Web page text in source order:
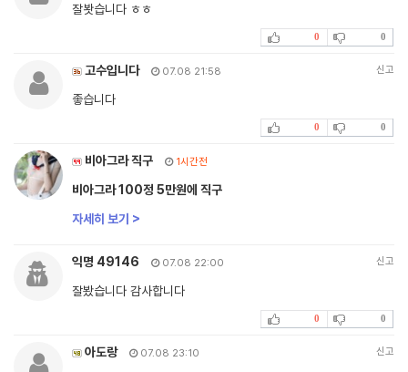
잘봣습니다 ㅎㅎ
0 0
고수입니다 07.08 21:58 신고
좋습니다
0 0
비아그라 직구 1시간전
비아그라 100정 5만원에 직구
자세히 보기 >
익명 49146 07.08 22:00 신고
잘봤습니다 감사합니다
0 0
아도랑 07.08 23:10 신고